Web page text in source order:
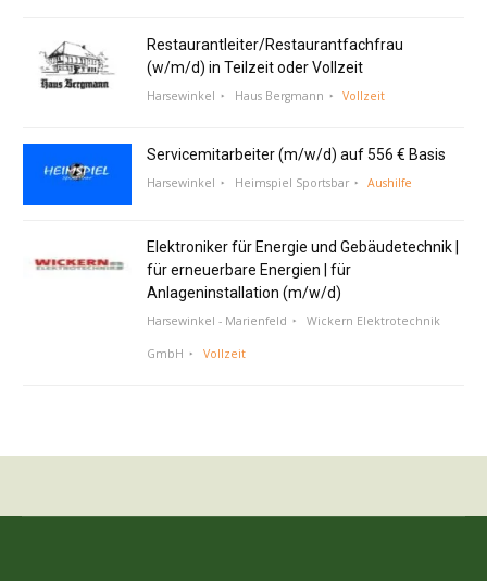
Restaurantleiter/Restaurantfachfrau
(w/m/d) in Teilzeit oder Vollzeit
Harsewinkel Haus Bergmann Vollzeit
Servicemitarbeiter (m/w/d) auf 556 € Basis
Harsewinkel Heimspiel Sportsbar Aushilfe
Elektroniker für Energie und Gebäudetechnik |
für erneuerbare Energien | für
Anlageninstallation (m/w/d)
Harsewinkel - Marienfeld Wickern Elektrotechnik
GmbH Vollzeit